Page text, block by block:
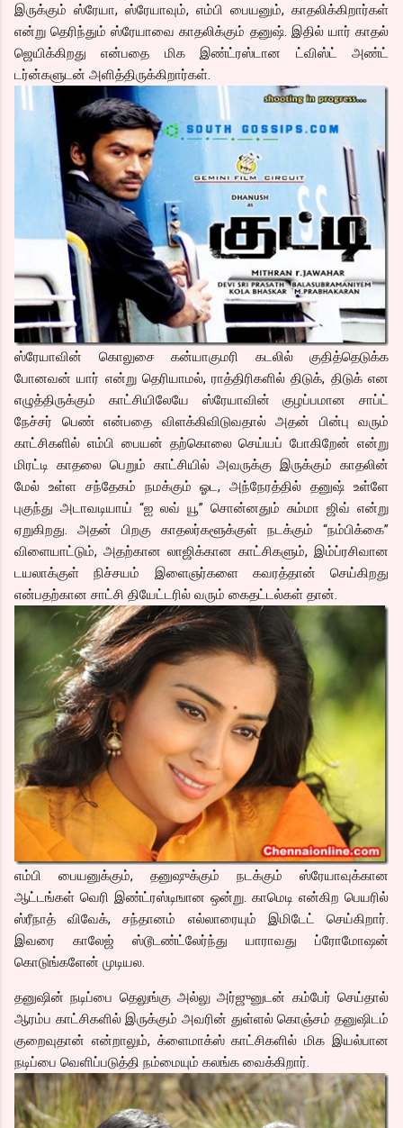
இருக்கும் ஸ்ரேயா, ஸ்ரேயாவும், எம்பி பையனும், காதலிக்கிறார்கள்
என்று தெரிந்தும் ஸ்ரேயாவை காதலிக்கும் தனுஷ். இதில் யார் காதல்
ஜெயிக்கிறது என்பதை மிக இண்ட்ரஸ்டான ட்விஸ்ட் அண்ட்
டர்ன்களுடன் அளித்திருக்கிறார்கள்.
ஸ்ரேயாவின் கொலுசை கன்யாகுமரி கடலில் குதித்தெடுக்க
போனவன் யார் என்று தெரியாமல், ராத்திரிகளில் திடுக், திடுக் என
எழுத்திருக்கும் காட்சியிலேயே ஸ்ரேயாவின் குழப்பமான சாப்ட்
நேச்சர் பெண் என்பதை விளக்கிவிடுவதால் அதன் பின்பு வரும்
காட்சிகளில் எம்பி பையன் தற்கொலை செய்யப் போகிறேன் என்று
மிரட்டி காதலை பெறும் காட்சியில் அவருக்கு இருக்கும் காதலின்
மேல் உள்ள சந்தேகம் நமக்கும் ஓட, அந்நேரத்தில் தனுஷ் உள்ளே
புகுந்து அடாவடியாய் “ஐ லவ் யூ” சொன்னதும் சும்மா ஜிவ் என்று
ஏறுகிறது. அதன் பிறகு காதலர்களூக்குள் நடக்கும் “நம்பிக்கை”
விளையாட்டும், அதற்கான லாஜிக்கான காட்சிகளும், இம்ப்ரசிவான
டயலாக்குள் நிச்சயம் இளைஞர்களை கவரத்தான் செய்கிறது
என்பதற்கான சாட்சி தியேட்டரில் வரும் கைதட்டல்கள் தான்.
எம்பி பையனுக்கும், தனுஷுக்கும் நடக்கும் ஸ்ரேயாவுக்கான
ஆட்டங்கள் வெரி இண்ட்ரஸ்டிஙான ஒன்று. காமெடி என்கிற பெயரில்
ஸ்ரீநாத் விவேக், சந்தானம் எல்லாரையும் இமிடேட் செய்கிறார்.
இவரை காலேஜ் ஸ்டூடண்ட்லேர்ந்து யாராவது ப்ரோமோஷன்
கொடுங்களேன் முடியல.
தனுஷின் நடிப்பை தெலுங்கு அல்லு அர்ஜுனுடன் கம்பேர் செய்தால்
ஆரம்ப காட்சிகளில் இருக்கும் அவரின் துள்ளல் கொஞ்சம் தனுஷிடம்
குறைவுதான் என்றாலும், க்ளைமாக்ஸ் காட்சிகளில் மிக இயல்பான
நடிப்பை வெளிப்படுத்தி நம்மையும் கலங்க வைக்கிறார்.